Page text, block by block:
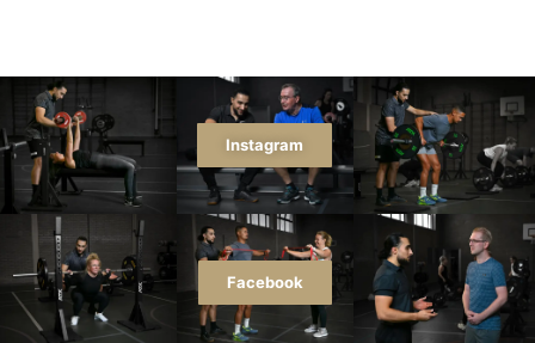
Instagram
Facebook